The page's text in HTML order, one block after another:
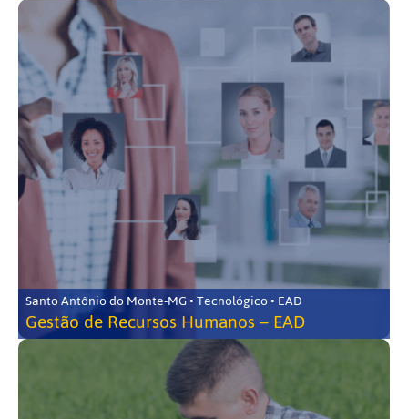
Santo Antônio do Monte-MG • Tecnológico • EAD
Gestão de Recursos Humanos – EAD